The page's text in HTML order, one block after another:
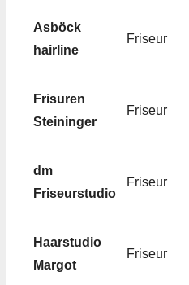
Asböck
hairline
Friseur
Frisuren
Steininger
Friseur
dm
Friseurstudio
Friseur
Haarstudio
Margot
Friseur